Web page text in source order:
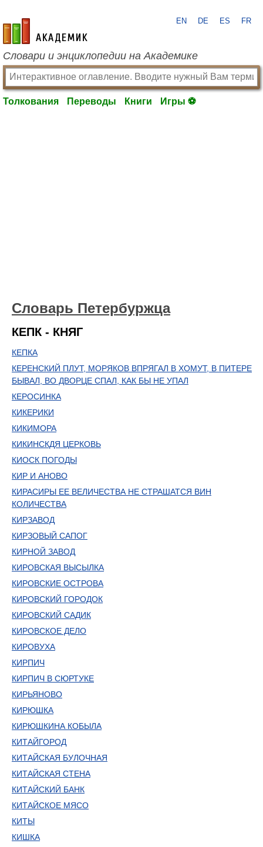
academic.ru
EN DE ES FR
Словари и энциклопедии на Академике
Толкования Переводы Книги Игры ⚽
Словарь Петербуржца
КЕПК - КНЯГ
КЕПКА
КЕРЕНСКИЙ ПЛУТ, МОРЯКОВ ВПРЯГАЛ В ХОМУТ, В ПИТЕРЕ
БЫВАЛ, ВО ДВОРЦЕ СПАЛ, КАК БЫ НЕ УПАЛ
КЕРОСИНКА
КИКЕРИКИ
КИКИМОРА
КИКИНСКДЯ ЦЕРКОВЬ
КИОСК ПОГОДЫ
КИР И АНОВО
КИРАСИРЫ ЕЕ ВЕЛИЧЕСТВА НЕ СТРАШАТСЯ ВИН
КОЛИЧЕСТВА
КИРЗАВОД
КИРЗОВЫЙ САПОГ
КИРНОЙ ЗАВОД
КИРОВСКАЯ ВЫСЫЛКА
КИРОВСКИЕ ОСТРОВА
КИРОВСКИЙ ГОРОДОК
КИРОВСКИЙ САДИК
КИРОВСКОЕ ДЕЛО
КИРОВУХА
КИРПИЧ
КИРПИЧ В СЮРТУКЕ
КИРЬЯНОВО
КИРЮШКА
КИРЮШКИНА КОБЫЛА
КИТАЙГОРОД
КИТАЙСКАЯ БУЛОЧНАЯ
КИТАЙСКАЯ СТЕНА
КИТАЙСКИЙ БАНК
КИТАЙСКОЕ МЯСО
КИТЫ
КИШКА